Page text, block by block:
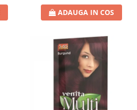
ADAUGA IN COS